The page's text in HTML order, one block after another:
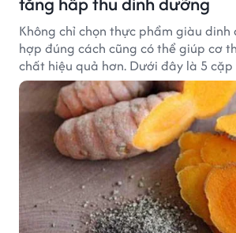
Không chỉ chọn thực phẩm giàu dinh
hợp đúng cách cũng có thể giúp cơ
chất hiệu quả hơn. Dưới đây là 5
ăn cùng nhau để tối ưu giá trị dinh